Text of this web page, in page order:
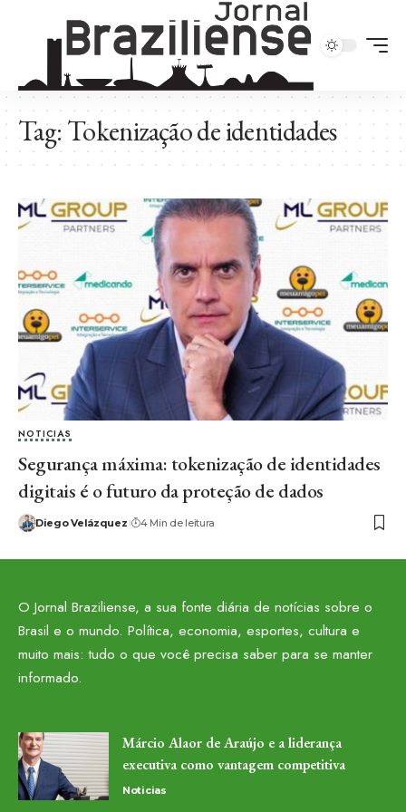
Tag:Tokenização de identidades
NOTICIAS
Segurança máxima: tokenização de identidades
digitais é o futuro da proteção de dados
Diego Velázquez 4 Min de leitura
O Jornal Braziliense, a sua fonte diária de notícias sobre o
Brasil e o mundo. Política, economia, esportes, cultura e
muito mais: tudo o que você precisa saber para se manter
informado.
Márcio Alaor de Araújo e a liderança
executiva como vantagem competitiva
Noticias